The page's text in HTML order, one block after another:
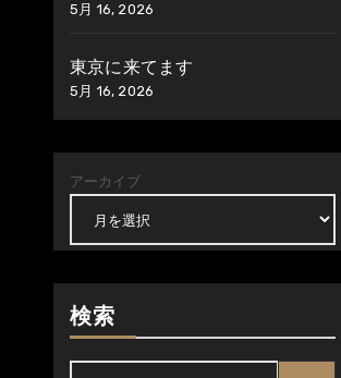
5月 16, 2026
東京に来てます
5月 16, 2026
アーカイブ
検索